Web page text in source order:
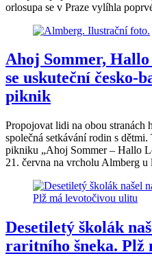
orlosupa se v Praze vylíhla
Ahoj Sommer,
se uskuteční česko-
piknik
Propojovat lidi na obou stranách
společná setkávání rodin s
pikniku „Ahoj Sommer – Hallo
21. června na vrcholu Almberg
Desetiletý školák
raritního šneka. Plž